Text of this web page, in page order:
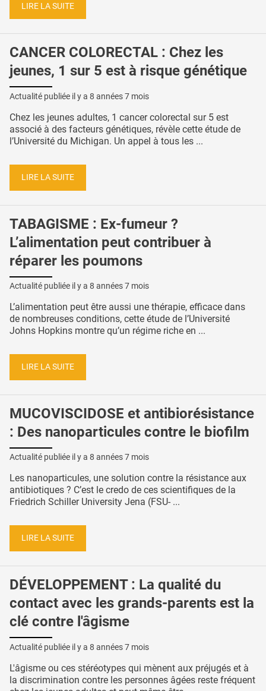
LIRE LA SUITE
CANCER COLORECTAL : Chez les
jeunes, 1 sur 5 est à risque génétique
Actualité publiée il y a 8 années 7 mois
Chez les jeunes adultes, 1 cancer colorectal sur 5 est
associé à des facteurs génétiques, révèle cette étude de
l’Université du Michigan. Un appel à tous les ...
LIRE LA SUITE
TABAGISME : Ex-fumeur ?
L’alimentation peut contribuer à
réparer les poumons
Actualité publiée il y a 8 années 7 mois
L’alimentation peut être aussi une thérapie, efficace dans
de nombreuses conditions, cette étude de l’Université
Johns Hopkins montre qu’un régime riche en ...
LIRE LA SUITE
MUCOVISCIDOSE et antibiorésistance
: Des nanoparticules contre le biofilm
Actualité publiée il y a 8 années 7 mois
Les nanoparticules, une solution contre la résistance aux
antibiotiques ? C’est le credo de ces scientifiques de la
Friedrich Schiller University Jena (FSU- ...
LIRE LA SUITE
DÉVELOPPEMENT : La qualité du
contact avec les grands-parents est la
clé contre l'âgisme
Actualité publiée il y a 8 années 7 mois
L'âgisme ou ces stéréotypes qui mènent aux préjugés et à
la discrimination contre les personnes âgées reste fréquent